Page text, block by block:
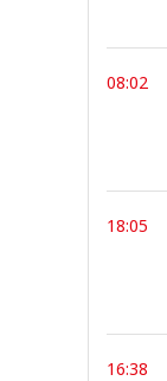
08:02
18:05
16:38